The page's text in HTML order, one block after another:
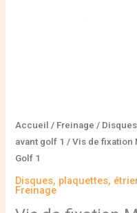
Accueil / Freinage /
avant golf 1 / Vis de fixation
Golf 1
Disques, plaquettes,
Freinage